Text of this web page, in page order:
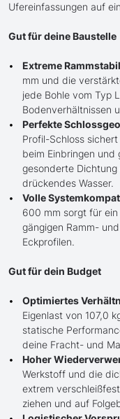
Ufereinfassungen auf
Gut für deine Baustelle
Extreme
mm und die
jede Bohle vom Typ
Bodenverhältnissen
Perfekte
Profil-Schloss
beim Einbringen
gesonderte
drückendes Wasser.
Volle
600 mm sorgt für
gängigen Ramm-
Eckprofilen.
Gut für dein Budget
Optimiertes
Eigenlast von 107,0
statische
deine Fracht- und
Hoher
Werkstoff und die
extrem
ziehen und auf